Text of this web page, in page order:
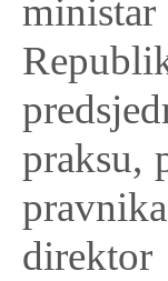
praksu,
direktor